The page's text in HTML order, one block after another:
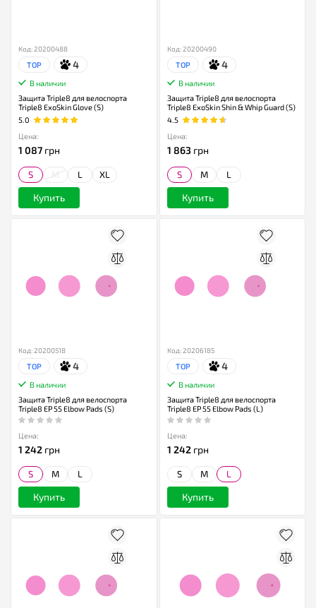
Код: 20200488
TOP 4
В наличии
Защита Triple8 для велоспорта
Triple8 ExoSkin Glove (S)
5.0
Цена:
1 087 грн
S L XL
Купить
Код: 20200490
TOP 4
В наличии
Защита Triple8 для велоспорта
Triple8 ExoSkin Shin & Whip Guard (S)
4.5
Цена:
1 863 грн
S M L
Купить
Код: 20200518
TOP 4
В наличии
Защита Triple8 для велоспорта
Triple8 EP 55 Elbow Pads (S)
Цена:
1 242 грн
S M L
Купить
Код: 20206185
TOP 4
В наличии
Защита Triple8 для велоспорта
Triple8 EP 55 Elbow Pads (L)
Цена:
1 242грн
S M L
Купить